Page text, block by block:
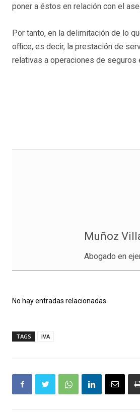
poner a éstos en relación con el
Por tanto, en la delimitación de lo
office, es decir, la prestación de
relativas a operaciones de seguros
Muñoz
Abogado en
No hay entradas relacionadas
TAGS IVA